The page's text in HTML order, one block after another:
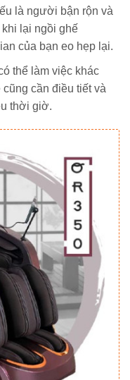
là người bận rộn và
lại ngồi ghế
của bạn eo hẹp lại.
thể làm việc khác
cần điều tiết và
thời giờ.